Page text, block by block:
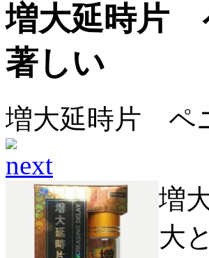
増大延時片
著しい
増大延時片 ペ
増
大